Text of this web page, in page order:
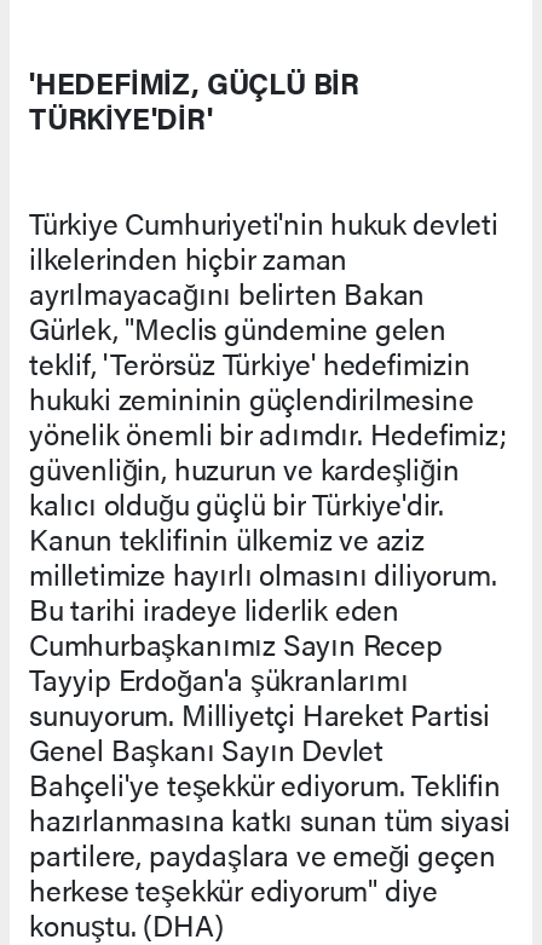
'HEDEFİMİZ, GÜÇLÜ BİR
TÜRKİYE'DİR'
Türkiye Cumhuriyeti'nin hukuk devleti
ilkelerinden hiçbir zaman
ayrılmayacağını belirten Bakan
Gürlek, "Meclis gündemine gelen
teklif, 'Terörsüz Türkiye' hedefimizin
hukuki zemininin güçlendirilmesine
yönelik önemli bir adımdır. Hedefimiz;
güvenliğin, huzurun ve kardeşliğin
kalıcı olduğu güçlü bir Türkiye'dir.
Kanun teklifinin ülkemiz ve aziz
milletimize hayırlı olmasını diliyorum.
Bu tarihi iradeye liderlik eden
Cumhurbaşkanımız Sayın Recep
Tayyip Erdoğan'a şükranlarımı
sunuyorum. Milliyetçi Hareket Partisi
Genel Başkanı Sayın Devlet
Bahçeli'ye teşekkür ediyorum. Teklifin
hazırlanmasına katkı sunan tüm siyasi
partilere, paydaşlara ve emeği geçen
herkese teşekkür ediyorum" diye
konuştu. (DHA)